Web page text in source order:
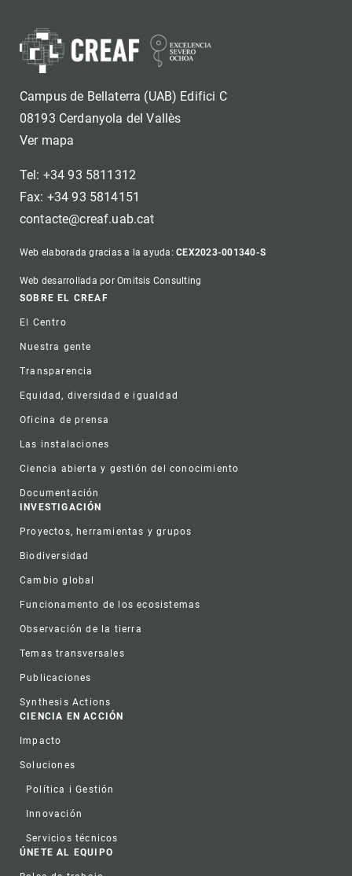
Campus de Bellaterra (UAB) Edifici C
08193 Cerdanyola del Vallès
Ver mapa
Tel: +34 93 5811312
Fax: +34 93 5814151
contacte@creaf.uab.cat
Web elaborada gracias a la ayuda:CEX2023-001340-S
Web desarrollada por Omitsis Consulting
Footer
SOBRE EL CREAF
El Centro
Nuestra gente
Transparencia
Equidad, diversidad e igualdad
Oficina de prensa
Las instalaciones
Ciencia abierta y gestión del conocimiento
Documentación
INVESTIGACIÓN
Proyectos, herramientas y grupos
Biodiversidad
Cambio global
Funcionamento de los ecosistemas
Observación de la tierra
Temas transversales
Publicaciones
Synthesis Actions
CIENCIA EN ACCIÓN
Impacto
Soluciones
Política i Gestión
Innovación
Servicios técnicos
ÚNETE AL EQUIPO